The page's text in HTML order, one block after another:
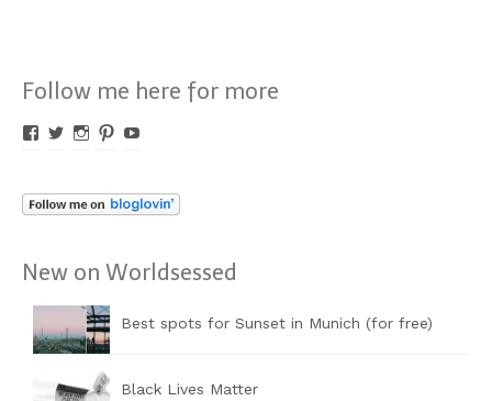
Follow me here for more
Profil
Facebook
anzeigen
Profil
Twitter
anzeigen
Profil
Instagram
anzeigen
Profil
Pinterest
anzeigen
YouTube
anzeigen
New on Worldsessed
Best spots for Sunset in Munich (for free)
Black Lives Matter